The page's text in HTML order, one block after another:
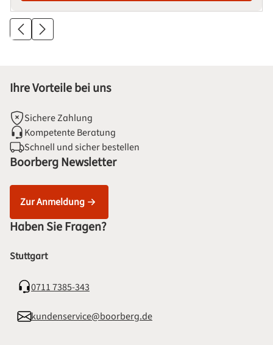
Ihre Vorteile bei uns
Sichere Zahlung
Kompetente Beratung
Schnell und sicher bestellen
Boorberg Newsletter
Zur Anmeldung
Haben Sie Fragen?
Stuttgart
0711 7385-343
kundenservice@boorberg.de